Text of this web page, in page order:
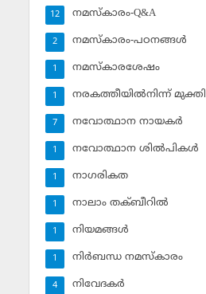
നമസ്‌കാരം-Q&A
12
നമസ്‌കാരം-പഠനങ്ങള്‍
2
നമസ്‌കാരശേഷം
1
നരകത്തീയില്‍നിന്ന് മുക്തി
1
നവോത്ഥാന നായകര്‍
7
നവോത്ഥാന ശില്‍പികള്‍
1
നാഗരികത
1
നാലാം തക്ബീറില്‍
1
നിയമങ്ങള്‍
1
നിര്‍ബന്ധ നമസ്‌കാരം
1
നിവേദകര്‍
4